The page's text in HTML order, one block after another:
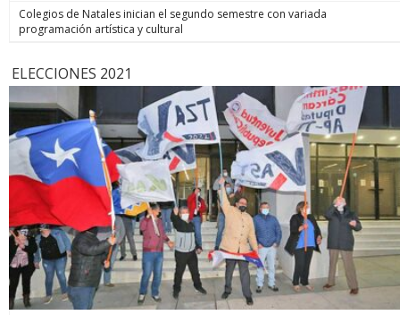
Colegios de Natales inician el segundo semestre con variada
programación artística y cultural
ELECCIONES 2021